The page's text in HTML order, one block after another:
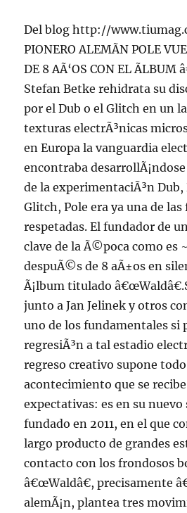
Del blog http://
PIONERO ALEMÃN POLE
DE 8 AÃ‘OS CON EL ÃLBUM
Stefan Betke rehidrata su
por el Dub o el Glitch en un
texturas electrÃ³nicas
en Europa la vanguardia
encontraba
de la experimentaciÃ³n Dub,
Glitch, Pole era ya una de las
respetadas. El fundador de
clave de la Ã©poca como es
despuÃ©s de 8 aÃ±os en
Ã¡lbum titulado
junto a Jan Jelinek y otros
uno de los fundamentales si
regresiÃ³n a tal estadio
regreso creativo supone
acontecimiento que se
expectativas: es en su nuevo
fundado en 2011, en el que
largo producto de grandes
contacto con los frondosos
â€œWaldâ€, precisamente
alemÃ¡n, plantea tres